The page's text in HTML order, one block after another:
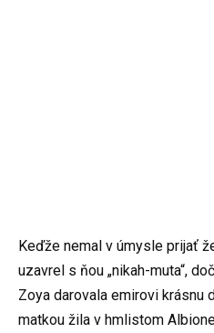
Keďže nemal v úmysle prijať
uzavrel s ňou „nikah-muta“,
Zoya darovala emirovi krásnu
matkou žila v hmlistom